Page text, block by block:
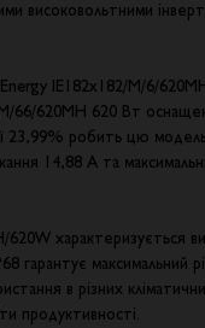
високовольтними
IE182x182/M/6/
66/620MH 620 Вт
23,99% робить цю
14,88 А та
620W характеризується
гарантує
в різних
продуктивності.